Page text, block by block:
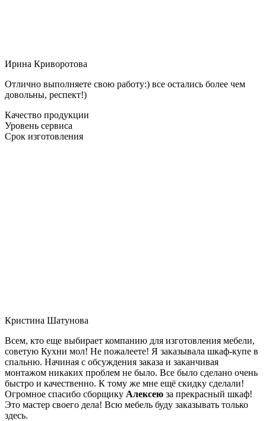
Ирина Криворотова
Отлично выполняете свою работу:) все остались более чем
довольны, респект!)
Качество продукции
Уровень сервиса
Срок изготовления
Кристина Шатунова
Всем, кто еще выбирает компанию для изготовления мебели,
советую Кухни мол! Не пожалеете! Я заказывала шкаф-купе в
спальню. Начиная с обсуждения заказа и заканчивая
монтажом никаких проблем не было. Все было сделано очень
быстро и качественно. К тому же мне ещё скидку сделали!
Огромное спасибо сборщику Алексею за прекрасный шкаф!
Это мастер своего дела! Всю мебель буду заказывать только
здесь.